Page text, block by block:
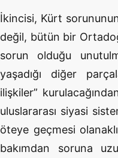
İkincisi, Kürt
değil, bütün bir
sorun olduğu
yaşadığı diğer
ilişkiler”
uluslararası siyasi
öteye geçmesi
bakımdan soruna